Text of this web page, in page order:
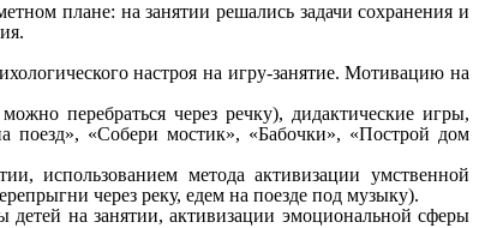
плане: на занятии решались задачи сохранения и
настроя на игру-занятие. Мотивацию на
перебраться через речку), дидактические игры,
поезд», «Собери мостик», «Бабочки», «Построй дом
использованием метода активизации умственной
через реку, едем на поезде под музыку).
детей на занятии, активизации эмоциональной сферы